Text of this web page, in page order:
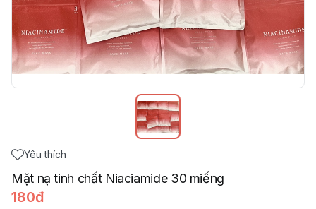
Yêu thích
Mặt nạ tinh chất Niaciamide 30 miếng
180đ